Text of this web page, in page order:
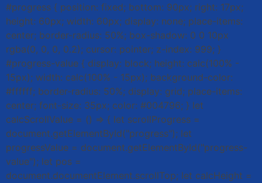
#progress { position: fixed; bottom: 90px; right: 17px;
height: 60px; width: 60px; display: none; place-items:
center; border-radius: 50%; box-shadow: 0 0 10px
rgba(0, 0, 0, 0.2); cursor: pointer; z-index: 999; }
#progress-value { display: block; height: calc(100% -
15px); width: calc(100% - 15px); background-color:
#ffffff; border-radius: 50%; display: grid; place-items:
center; font-size: 35px; color: #004796; } let
calcScrollValue = () => { let scrollProgress =
document.getElementById("progress"); let
progressValue = document.getElementById("progress-
value"); let pos =
document.documentElement.scrollTop; let calcHeight =